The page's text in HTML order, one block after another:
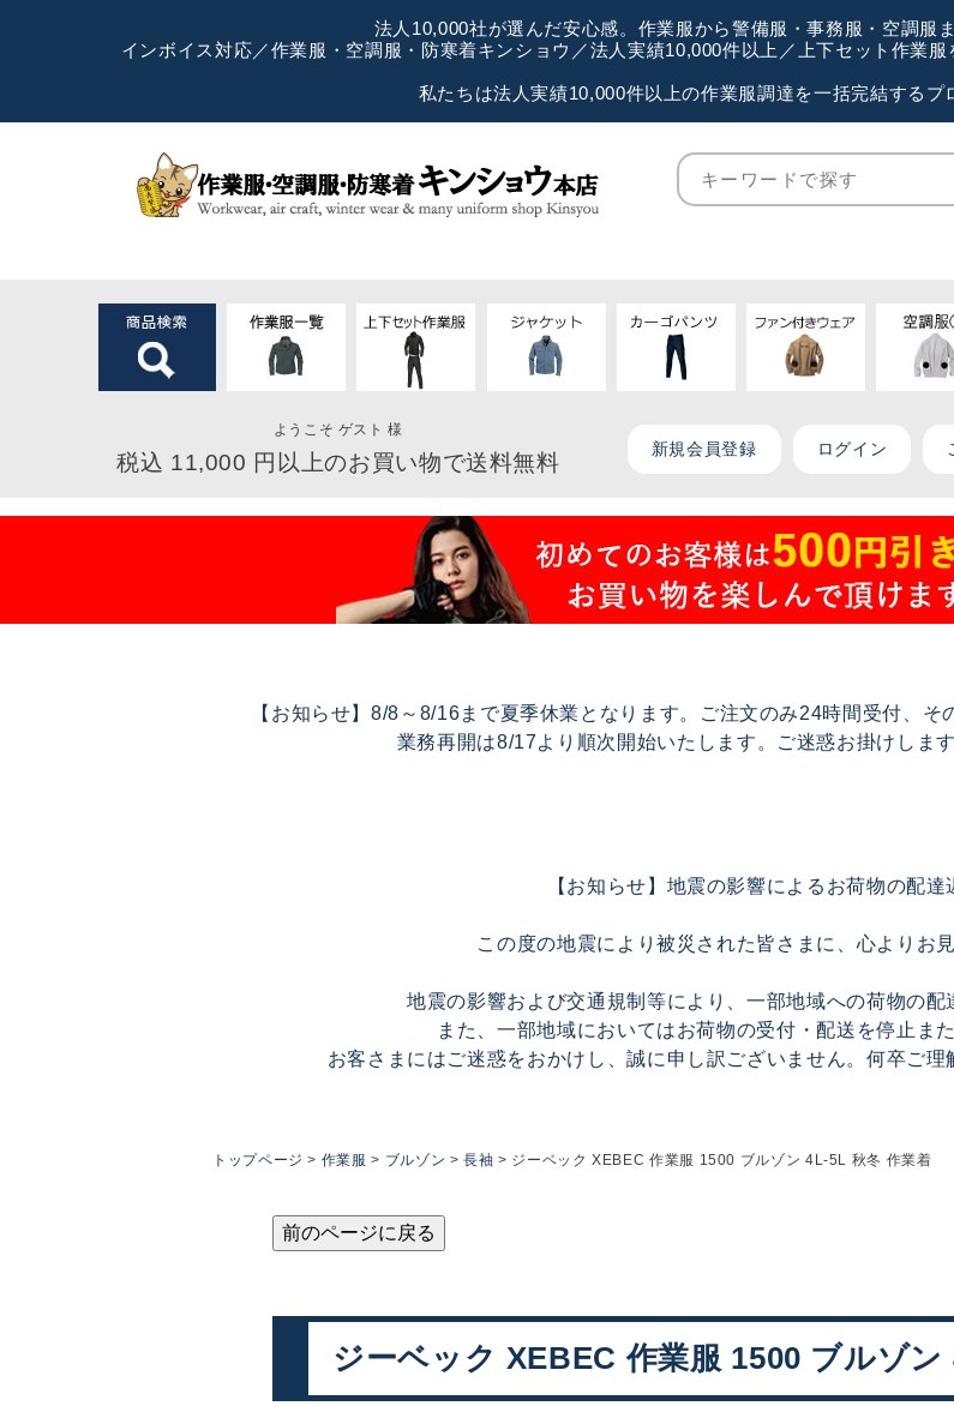
法人10,000社が選んだ安心感。作業服から警備服・事務服・空調服
インボイス対応／作業服・空調服・防寒着キンショウ／法人実績10,000件以上／上下セット作業
私たちは法人実績10,000件以上の作業服調達を一括完結するプ
ようこそ ゲスト 様
税込 11,000 円以上のお買い物で送料無料
新規会員登録 ログイン
【お知らせ】8/8～8/16まで夏季休業となります。ご注文のみ24時間受付、そ
業務再開は8/17より順次開始いたします。ご迷惑お掛けしま
【お知らせ】地震の影響によるお荷物の配達
この度の地震により被災された皆さまに、心よりお
地震の影響および交通規制等により、一部地域への荷物の配
また、一部地域においてはお荷物の受付・配送を停止ま
お客さまにはご迷惑をおかけし、誠に申し訳ございません。何卒ご理
トップページ 作業服 ブルゾン 長袖 ジーベック XEBEC 作業服 1500 ブルゾン 4L-5L 秋冬 作業着
前のページに戻る
ジーベック XEBEC 作業服 1500 ブルゾ